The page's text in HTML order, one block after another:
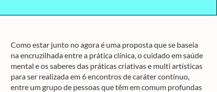
Como estar junto no agora é uma proposta que se baseia
na encruzilhada entre a prática clínica, o cuidado em saúde
mental e os saberes das práticas criativas e multi artísticas
para ser realizada em 6 encontros de caráter contínuo,
entre um grupo de pessoas que têm em comum profundas